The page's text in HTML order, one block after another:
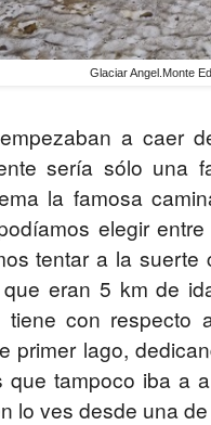
Glaciar Angel.Monte
a caer
sería sólo una
la famosa
elegir
tentar a la
eran 5 km de
con respecto
primer lago,
que tampoco iba a
lo ves desde una